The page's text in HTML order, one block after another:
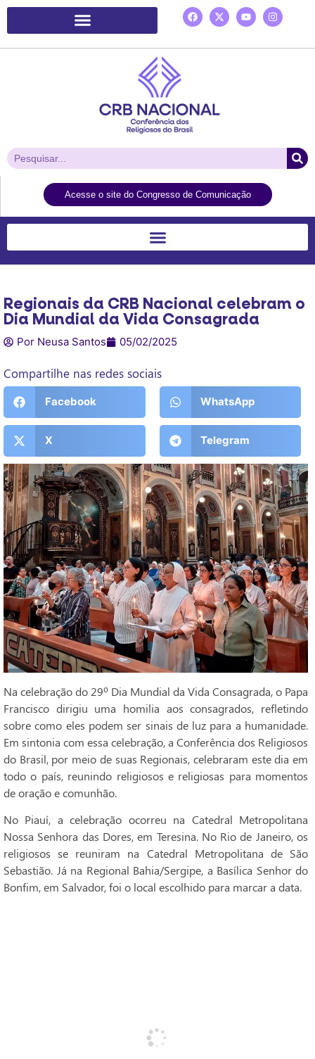
Acesse o site do Congresso de Comunicação
Regionais da CRB Nacional celebram o
Dia Mundial da Vida Consagrada
Por Neusa Santos 05/02/2025
Compartilhe nas redes sociais
Facebook WhatsApp
X Telegram
Na celebração do 29º Dia Mundial da Vida Consagrada, o Papa
Francisco dirigiu uma homilia aos consagrados, refletindo
sobre como eles podem ser sinais de luz para a humanidade.
Em sintonia com essa celebração, a Conferência dos Religiosos
do Brasil, por meio de suas Regionais, celebraram este dia em
todo o país, reunindo religiosos e religiosas para momentos
de oração e comunhão.
No Piauí, a celebração ocorreu na Catedral Metropolitana
Nossa Senhora das Dores, em Teresina. No Rio de Janeiro, os
religiosos se reuniram na Catedral Metropolitana de São
Sebastião. Já na Regional Bahia/Sergipe, a Basílica Senhor do
Bonfim, em Salvador, foi o local escolhido para marcar a data.